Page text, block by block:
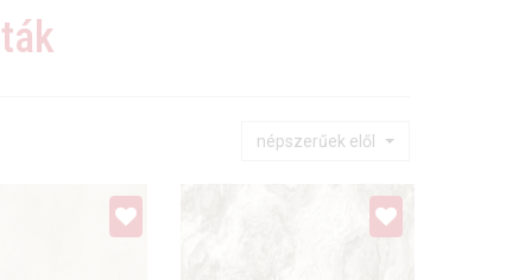
népszerűek elől